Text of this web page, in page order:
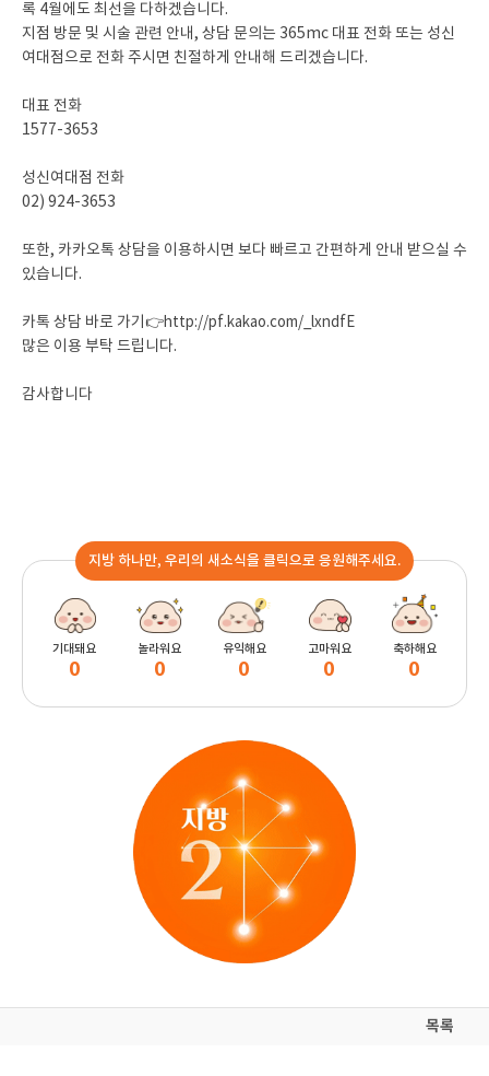
록 4월에도 최선을 다하겠습니다.
지점 방문 및 시술 관련 안내, 상담 문의는 365mc 대표 전화 또는 성신
여대점으로 전화 주시면 친절하게 안내해 드리겠습니다.
대표 전화
1577-3653
성신여대점 전화
02) 924-3653
또한, 카카오톡 상담을 이용하시면 보다 빠르고 간편하게 안내 받으실 수
있습니다.
카톡 상담 바로 가기👉http://pf.kakao.com/_lxndfE
많은 이용 부탁 드립니다.
감사합니다
지방 하나만, 우리의 새소식을 클릭으로 응원해주세요.
기대돼요
0
놀라워요
0
유익해요
0
고마워요
0
축하해요
0
목록